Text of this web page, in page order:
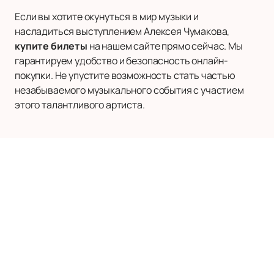
Если вы хотите окунуться в мир музыки и
насладиться выступлением Алексея Чумакова,
купите билеты на нашем сайте прямо сейчас. Мы
гарантируем удобство и безопасность онлайн-
покупки. Не упустите возможность стать частью
незабываемого музыкального события с участием
этого талантливого артиста.